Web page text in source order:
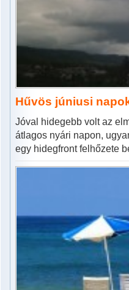
Hűvös júniusi
Jóval hidegebb volt az
átlagos nyári napon,
egy hidegfront felhőzete